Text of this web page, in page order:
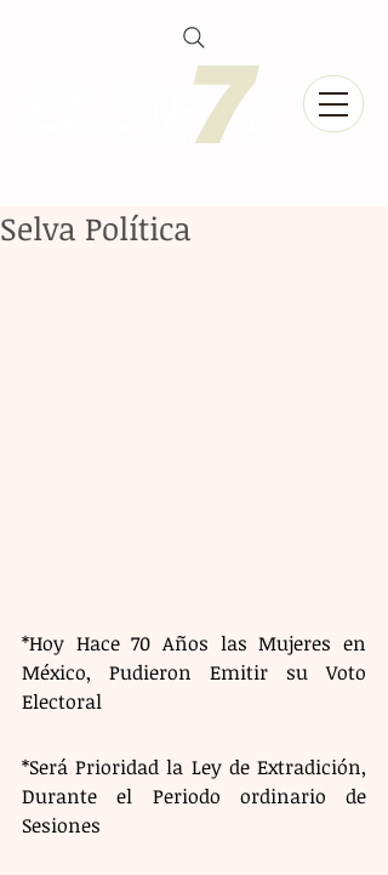
Selva Política
*Hoy Hace 70 Años las Mujeres en
México, Pudieron Emitir su Voto
Electoral
*Será Prioridad la Ley de Extradición,
Durante el Periodo ordinario de
Sesiones